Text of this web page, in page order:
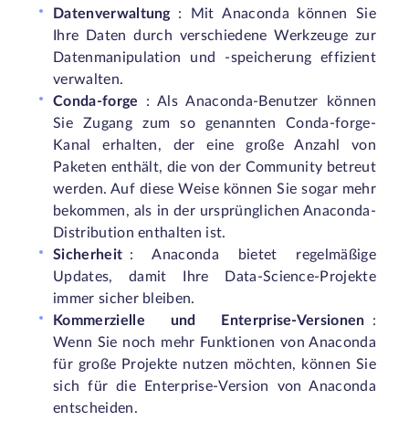
Datenverwaltung : Mit Anaconda können Sie
Ihre Daten durch verschiedene Werkzeuge zur
Datenmanipulation und -speicherung effizient
verwalten.
Conda-forge
: Als Anaconda-Benutzer können
Sie Zugang zum so genannten Conda-forge-
Kanal erhalten, der eine große Anzahl von
Paketen enthält, die von der Community betreut
werden. Auf diese Weise können Sie sogar mehr
bekommen, als in der ursprünglichen Anaconda-
Distribution enthalten ist.
Sicherheit : Anaconda bietet regelmäßige
Updates, damit Ihre Data-Science-Projekte
immer sicher bleiben.
Kommerzielle und Enterprise-Versionen
:
Wenn Sie noch mehr Funktionen von Anaconda
für große Projekte nutzen möchten, können Sie
sich für die Enterprise-Version von Anaconda
entscheiden.